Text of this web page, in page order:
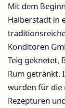
Mit dem
Halberstadt in
Konditoren
Teig geknetet,
Rum getränkt.
wurden für die
Rezepturen